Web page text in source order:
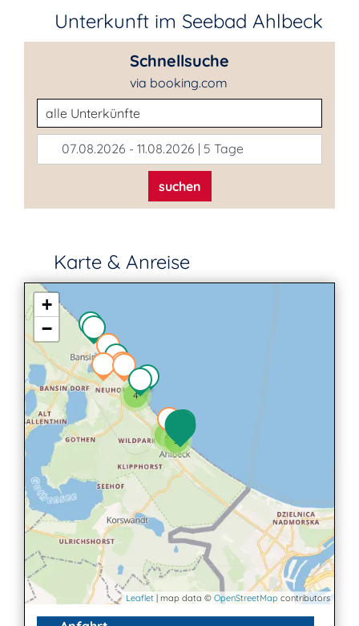
Unterkunft im Seebad Ahlbeck
Schnellsuche
via booking.com
Unterkunftsart
07.08.2026 - 11.08.2026 | 5 Tage
suchen
Karte & Anreise
2 3
4
+
−
Leaflet | map data © OpenStreetMap contributors